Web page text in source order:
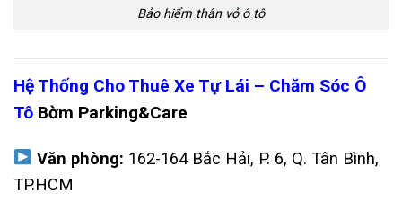
Bảo hiểm thân vỏ ô tô
Hệ Thống Cho Thuê Xe Tự Lái – Chăm Sóc Ô
Tô Bờm Parking&Care
Văn phòng: 162-164 Bắc Hải, P. 6, Q. Tân Bình,
TP.HCM